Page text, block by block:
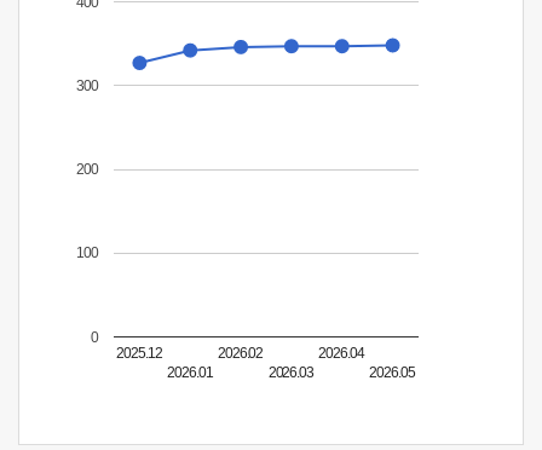
2025.12
2026.01
2026.02
2026.03
2026.04
2026.05
0
100
200
300